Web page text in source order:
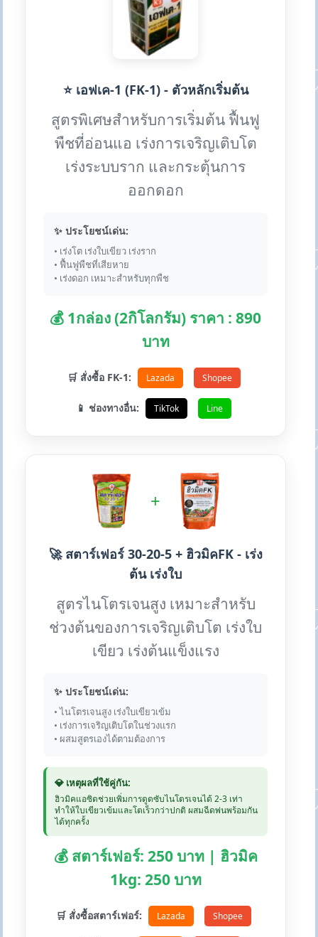
⭐ เอฟเค-1 (FK-1) - ตัวหลักเริ่มต้น
สูตรพิเศษสำหรับการเริ่มต้น ฟื้นฟู
พืชที่อ่อนแอ เร่งการเจริญเติบโต
เร่งระบบราก และกระตุ้นการ
ออกดอก
✨ ประโยชน์เด่น:
• เร่งโต เร่งใบเขียว เร่งราก
• ฟื้นฟูพืชที่เสียหาย
• เร่งดอก เหมาะสำหรับทุกพืช
💰 1กล่อง (2กิโลกรัม) ราคา : 890
บาท
🛒 สั่งซื้อ FK-1: Lazada Shopee
📱 ช่องทางอื่น: TikTok Line
+
🚀 สตาร์เฟอร์ 30-20-5 + ฮิวมิคFK - เร่ง
ต้น เร่งใบ
สูตรไนโตรเจนสูง เหมาะสำหรับ
ช่วงต้นของการเจริญเติบโต เร่งใบ
เขียว เร่งต้นแข็งแรง
✨ ประโยชน์เด่น:
• ไนโตรเจนสูง เร่งใบเขียวเข้ม
• เร่งการเจริญเติบโตในช่วงแรก
• ผสมสูตรเองได้ตามต้องการ
💎 เหตุผลที่ใช้คู่กัน:
ฮิวมิคแอซิดช่วยเพิ่มการดูดซับไนโตรเจนได้ 2-3 เท่า
ทำให้ใบเขียวเข้มและโตเร็วกว่าปกติ ผสมฉีดพ่นพร้อมกัน
ได้ทุกครั้ง
💰 สตาร์เฟอร์: 250 บาท | ฮิวมิค
1kg: 250 บาท
🛒 สั่งซื้อสตาร์เฟอร์: Lazada Shopee